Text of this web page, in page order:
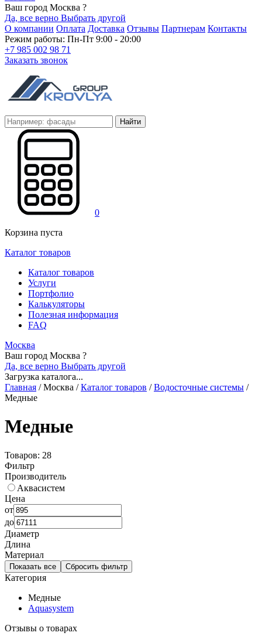
Ваш город Москва ?
Да, все верно Выбрать другой
О компании Оплата Доставка Отзывы Партнерам Контакты
Режим работы: Пн-Пт 9:00 - 20:00
+7 985 002 98 71
Заказать звонок
Найти
0
Корзина пуста
Каталог товаров
Каталог товаров
Услуги
Портфолио
Калькуляторы
Полезная информация
FAQ
Москва
Ваш город Москва ?
Да, все верно Выбрать другой
Загрузка каталога...
Главная /Москва / Каталог товаров / Водосточные системы /
Медные
Медные
Товаров: 28
Фильтр
Производитель
Аквасистем
Цена
от
до
Диаметр
Длина
Материал
Показать все Сбросить фильтр
Категория
Медные
Aquasystem
Отзывы о товарах